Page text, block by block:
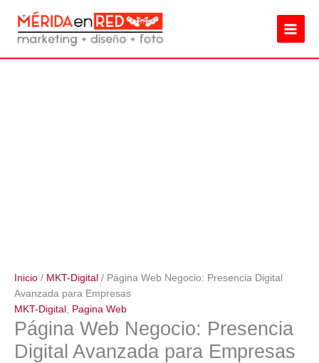
contenido
Inicio / MKT-Digital / Página Web Negocio: Presencia Digital
Avanzada para Empresas
MKT-Digital
Pagina Web
Página Web Negocio: Presencia
Digital Avanzada para Empresas
Presencia
Digital
Avanzada
para